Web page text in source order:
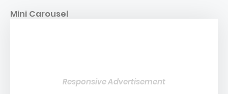
Mini Carousel
Responsive Advertisement